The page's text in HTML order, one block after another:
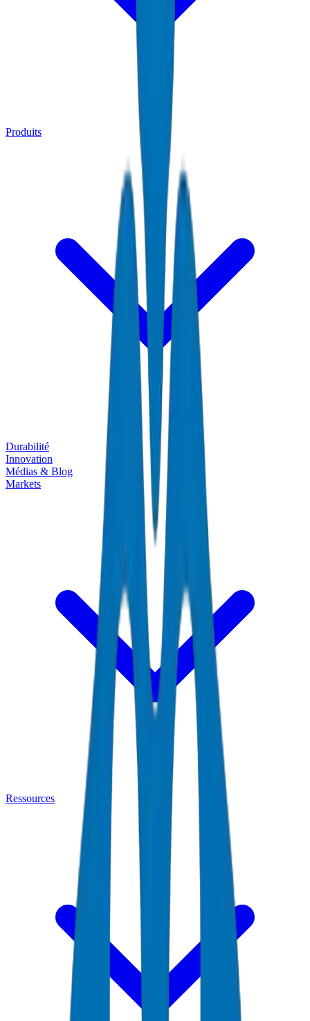
Produits
Durabilité
Innovation
Médias & Blog
Markets
Ressources